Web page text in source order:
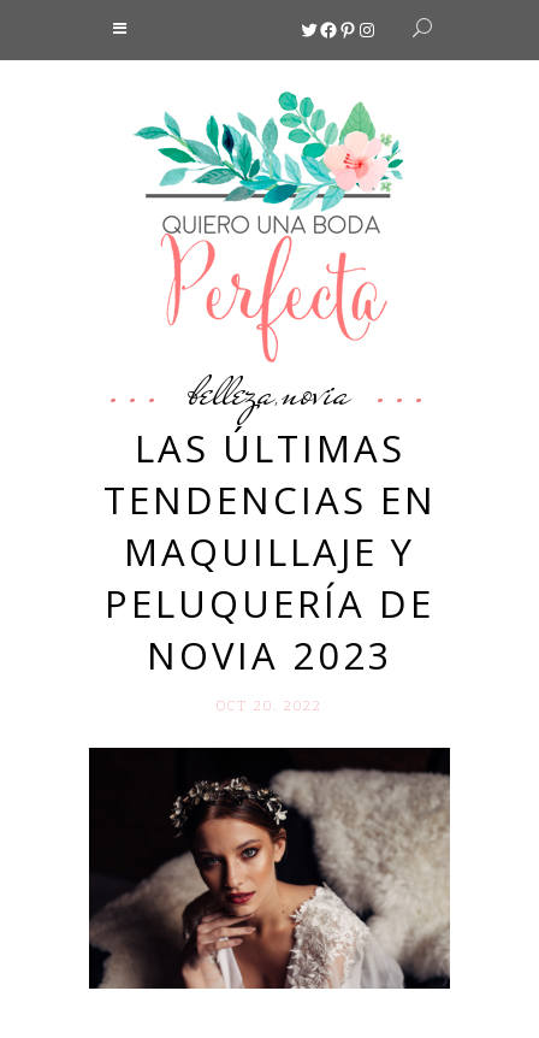
Twitter
Facebook
Pinterest
Instagram
belleza,novia
LAS ÚLTIMAS
TENDENCIAS EN
MAQUILLAJE Y
PELUQUERÍA DE
NOVIA 2023
OCT 20. 2022